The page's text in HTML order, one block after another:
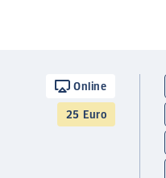
Online
25 Euro